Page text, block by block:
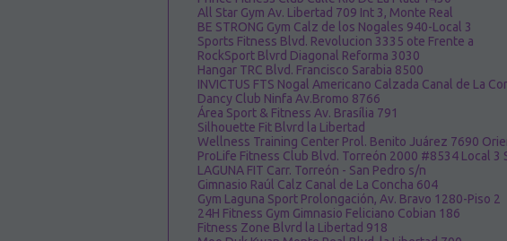
All Star Gym Av. Libertad 709 Int 3, Monte Real
BE STRONG Gym Calz de los Nogales 940-Local 3
Sports Fitness Blvd. Revolucion 3335 ote Frente a
RockSport Blvrd Diagonal Reforma 3030
Hangar TRC Blvd. Francisco Sarabia 8500
INVICTUS FTS Nogal Americano Calzada Canal de La
Dancy Club Ninfa Av.Bromo 8766
Área Sport & Fitness Av. Brasília 791
Silhouette Fit Blvrd la Libertad
Wellness Training Center Prol. Benito Juárez 7690
ProLife Fitness Club Blvd. Torreón 2000 #8534 Local 3
LAGUNA FIT Carr. Torreón - San Pedro s/n
Gimnasio Raúl Calz Canal de La Concha 604
Gym Laguna Sport Prolongación, Av. Bravo 1280-Piso 2
24H Fitness Gym Gimnasio Feliciano Cobian 186
Fitness Zone Blvrd la Libertad 918